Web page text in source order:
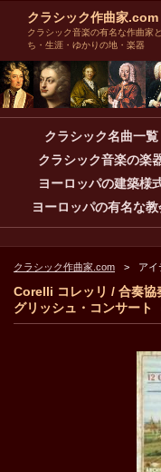
クラシック作曲家.com
クラシック音楽の有名な作曲家
ち・生涯・ゆかりの地・楽器
クラシック名曲一覧
クラシック音楽の楽
ヨーロッパの建築様
ヨーロッパの有名な教
クラシック作曲家.com アイ
Corelli コレッリ / 合奏
グリッシュ・コンサート